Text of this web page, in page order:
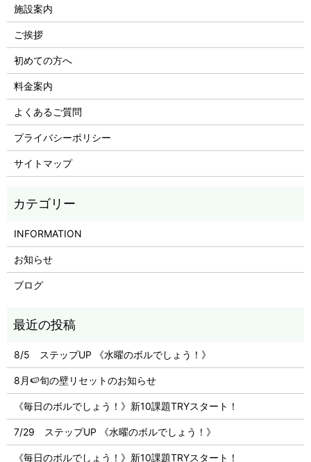
施設案内
ご挨拶
初めての方へ
料金案内
よくあるご質問
プライバシーポリシー
サイトマップ
INFORMATION
お知らせ
ブログ
8/5 ステップUP 《水曜のボルでしょう！》
8月🍉旬の壁リセットのお知らせ
《毎日のボルでしょう！》新10課題TRYスタート！
7/29 ステップUP 《水曜のボルでしょう！》
《毎日のボルでしょう！》新10課題TRYスタート！